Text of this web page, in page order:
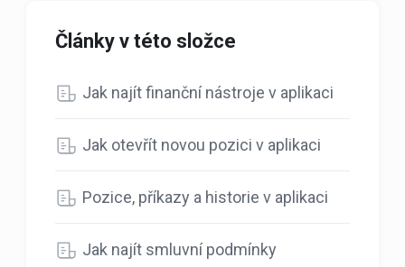
Články v této složce
Jak najít finanční nástroje v aplikaci
Jak otevřít novou pozici v aplikaci
Pozice, příkazy a historie v aplikaci
Jak najít smluvní podmínky